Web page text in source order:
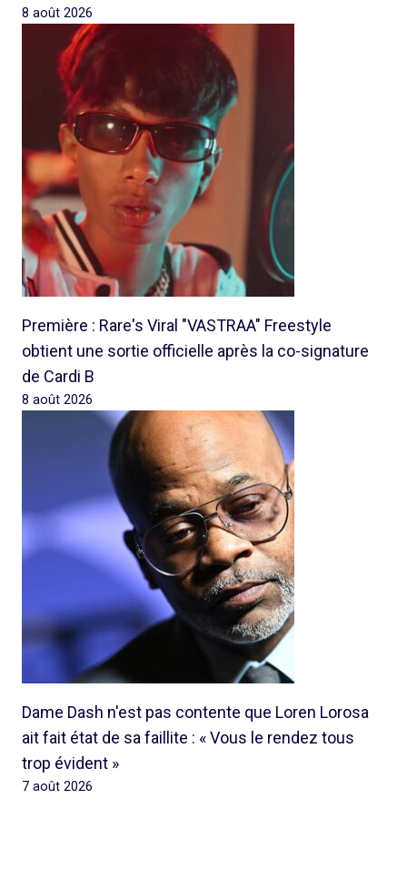
8 août 2026
Première : Rare's Viral "VASTRAA" Freestyle
obtient une sortie officielle après la co-signature
de Cardi B
8 août 2026
Dame Dash n'est pas contente que Loren Lorosa
ait fait état de sa faillite : « Vous le rendez tous
trop évident »
7 août 2026